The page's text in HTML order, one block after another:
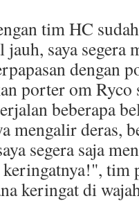
tim HC
saya segera
dengan
porter om
beberapa
mengalir deras,
segera saja
tim
keringat di